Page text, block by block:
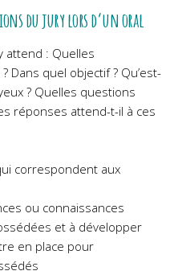
du jury lors d’un oral
attend : Quelles
Dans quel objectif ? Qu’est-
? Quelles questions
réponses attend-t-il à ces
correspondent aux
ou connaissances
et à développer
en place pour